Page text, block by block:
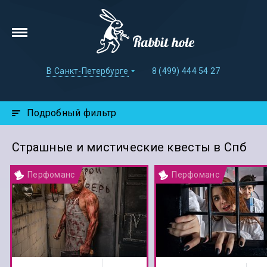
В Санкт-Петербурге 8 (499) 444 54 27
Подробный фильтр
Страшные и мистические квесты в Спб
Перфоманс Перфоманс